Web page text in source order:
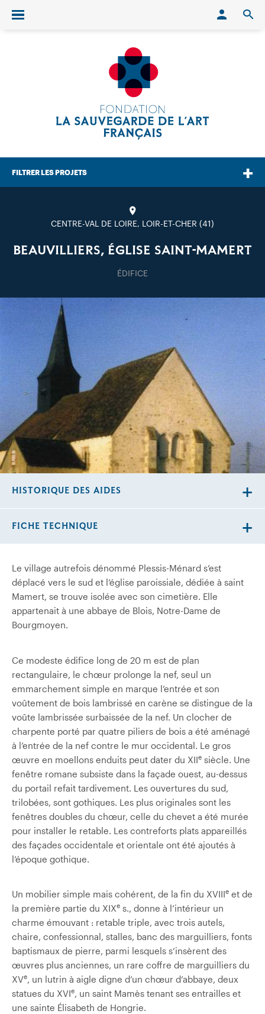
Ouvrir/fermer le menu
FILTRER LES PROJETS
CENTRE-VAL DE LOIRE, LOIR-ET-CHER (41)
BEAUVILLIERS, ÉGLISE SAINT-MAMERT
ÉDIFICE
Le village autrefois dénommé Plessis-Ménard s’est
déplacé vers le sud et l’église paroissiale, dédiée à saint
Mamert, se trouve isolée avec son cimetière. Elle
appartenait à une abbaye de Blois, Notre-Dame de
Bourgmoyen.
Ce modeste édifice long de 20 m est de plan
rectangulaire, le chœur prolonge la nef, seul un
emmarchement simple en marque l’entrée et son
voûtement de bois lambrissé en carène se distingue de la
voûte lambrissée surbaissée de la nef. Un clocher de
charpente porté par quatre piliers de bois a été aménagé
à l’entrée de la nef contre le mur occidental. Le gros
œuvre en moellons enduits peut dater du XIIe siècle. Une
fenêtre romane subsiste dans la façade ouest, au-dessus
du portail refait tardivement. Les ouvertures du sud,
trilobées, sont gothiques. Les plus originales sont les
fenêtres doubles du chœur, celle du chevet a été murée
pour installer le retable. Les contreforts plats appareillés
des façades occidentale et orientale ont été ajoutés à
l’époque gothique.
Un mobilier simple mais cohérent, de la fin du XVIIIe et de
la première partie du XIXe s., donne à l’intérieur un
charme émouvant : retable triple, avec trois autels,
chaire, confessionnal, stalles, banc des marguilliers, fonts
baptismaux de pierre, parmi lesquels s’insèrent des
œuvres plus anciennes, un rare coffre de marguilliers du
XVe, un lutrin à aigle digne d’un chœur d’abbaye, deux
statues du XVIe, un saint Mamès tenant ses entrailles et
une sainte Élisabeth de Hongrie.
HISTORIQUE DES AIDES
FICHE TECHNIQUE